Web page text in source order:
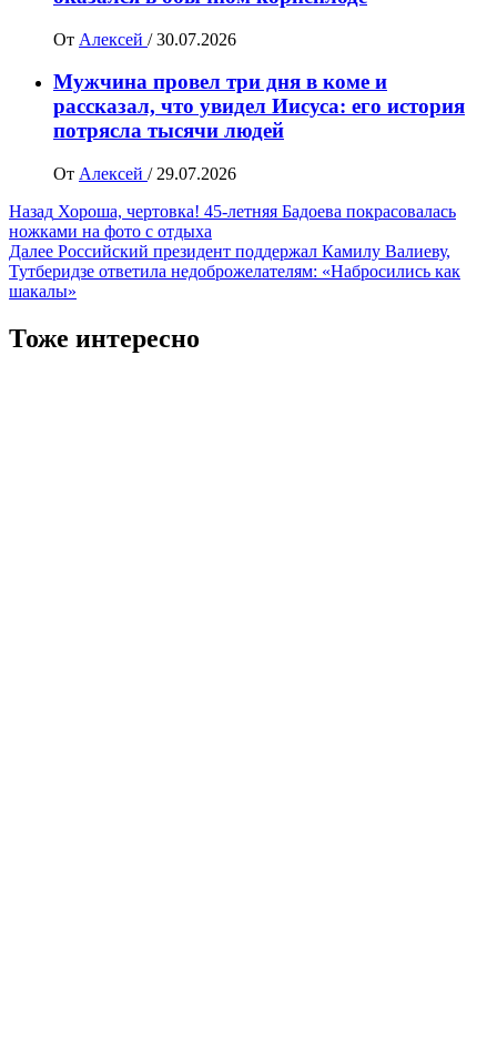
От Алексей / 30.07.2026
Мужчина провел три дня в коме и
рассказал, что увидел Иисуса: его история
потрясла тысячи людей
От Алексей / 29.07.2026
Навигация
записи
Назад Хороша, чертовка! 45-летняя Бадоева покрасовалась
ножками на фото с отдыха
Далее Российский президент поддержал Камилу Валиеву,
Тутберидзе ответила недоброжелателям: «Набросились как
шакалы»
Тоже интересно